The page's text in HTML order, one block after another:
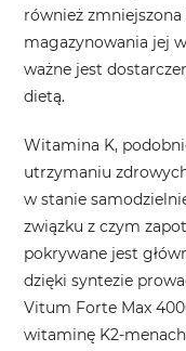
również
magazynowania jej
ważne jest
dietą.
Witamina K,
utrzymaniu
w stanie
związku z czym
pokrywane jest
dzięki syntezie
Vitum Forte Max
witaminę K2-